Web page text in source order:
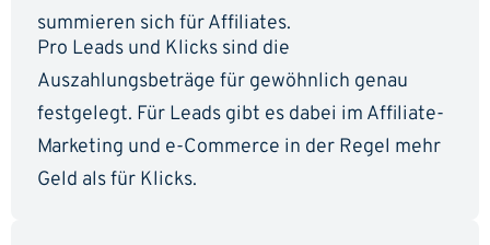
summieren sich für Affiliates.
Pro Leads und Klicks sind die
Auszahlungsbeträge für gewöhnlich genau
festgelegt. Für Leads gibt es dabei im Affiliate-
Marketing und e-Commerce in der Regel mehr
Geld als für Klicks.